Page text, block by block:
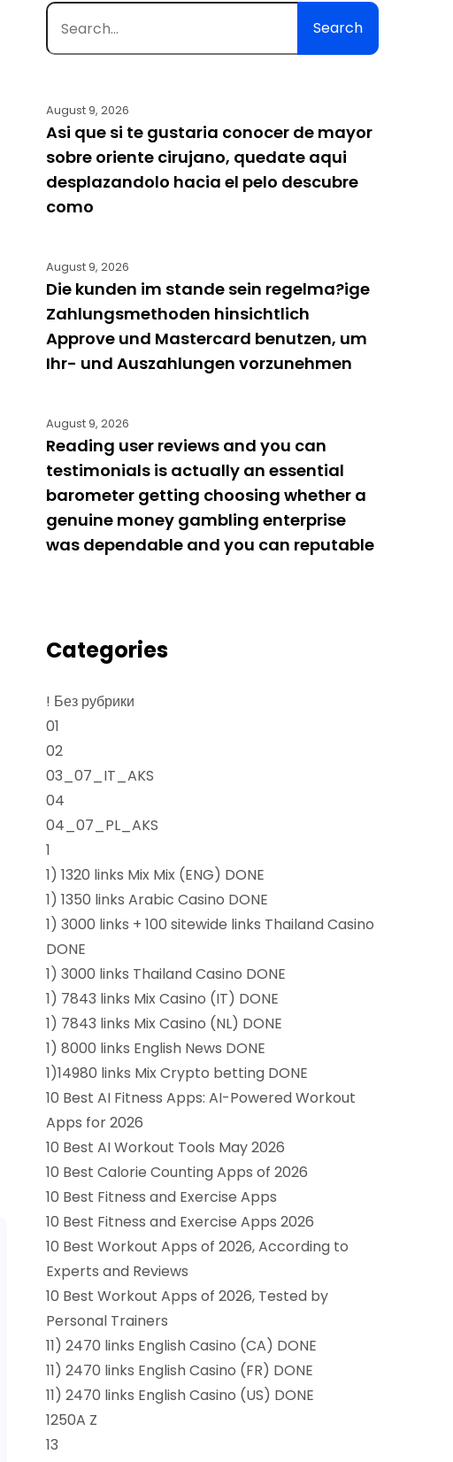
Search
August 9, 2026
Asi que si te gustaria conocer de mayor
sobre oriente cirujano, quedate aqui
desplazandolo hacia el pelo descubre
como
August 9, 2026
Die kunden im stande sein regelma?ige
Zahlungsmethoden hinsichtlich
Approve und Mastercard benutzen, um
Ihr- und Auszahlungen vorzunehmen
August 9, 2026
Reading user reviews and you can
testimonials is actually an essential
barometer getting choosing whether a
genuine money gambling enterprise
was dependable and you can reputable
Categories
! Без рубрики
01
02
03_07_IT_AKS
04
04_07_PL_AKS
1
1) 1320 links Mix Mix (ENG) DONE
1) 1350 links Arabic Casino DONE
1) 3000 links + 100 sitewide links Thailand Casino
DONE
1) 3000 links Thailand Casino DONE
1) 7843 links Mix Casino (IT) DONE
1) 7843 links Mix Casino (NL) DONE
1) 8000 links English News DONE
1)14980 links Mix Crypto betting DONE
10 Best AI Fitness Apps: AI-Powered Workout
Apps for 2026
10 Best AI Workout Tools May 2026
10 Best Calorie Counting Apps of 2026
10 Best Fitness and Exercise Apps
10 Best Fitness and Exercise Apps 2026
10 Best Workout Apps of 2026, According to
Experts and Reviews
10 Best Workout Apps of 2026, Tested by
Personal Trainers
11) 2470 links English Casino (CA) DONE
11) 2470 links English Casino (FR) DONE
11) 2470 links English Casino (US) DONE
1250A Z
13